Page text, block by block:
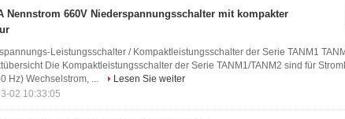
Nennstrom 660V Niederspannungsschalter mit kompakter
Leistungsschalter / Kompaktleistungsschalter der Serie TANM1
Die Kompaktleistungsschalter der Serie TANM1/TANM2 sind für
Hz) Wechselstrom, ...
Lesen Sie weiter
02 10:33:05